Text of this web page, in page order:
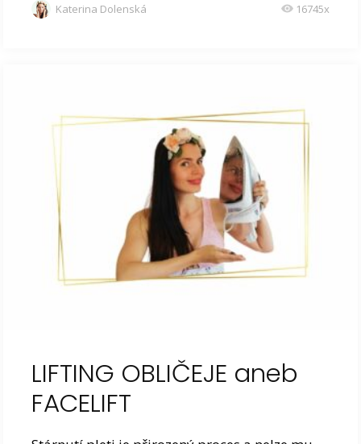
Katerina Dolenská 16745x
LIFTING OBLIČEJE aneb
FACELIFT